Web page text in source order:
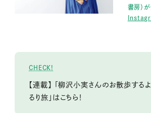
書房）が
CHECK!
【連載】 「柳沢小実さんのお散歩する
るり旅」はこちら！